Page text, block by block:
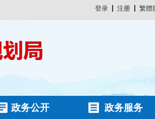
登录 注册 繁體
政务公开 政务服务